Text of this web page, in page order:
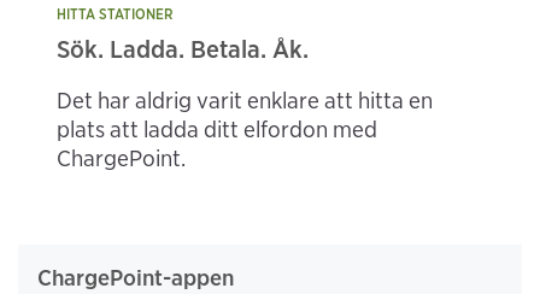
HITTA STATIONER
Sök. Ladda. Betala. Åk.
Det har aldrig varit enklare att hitta en
plats att ladda ditt elfordon med
ChargePoint.
ChargePoint-appen